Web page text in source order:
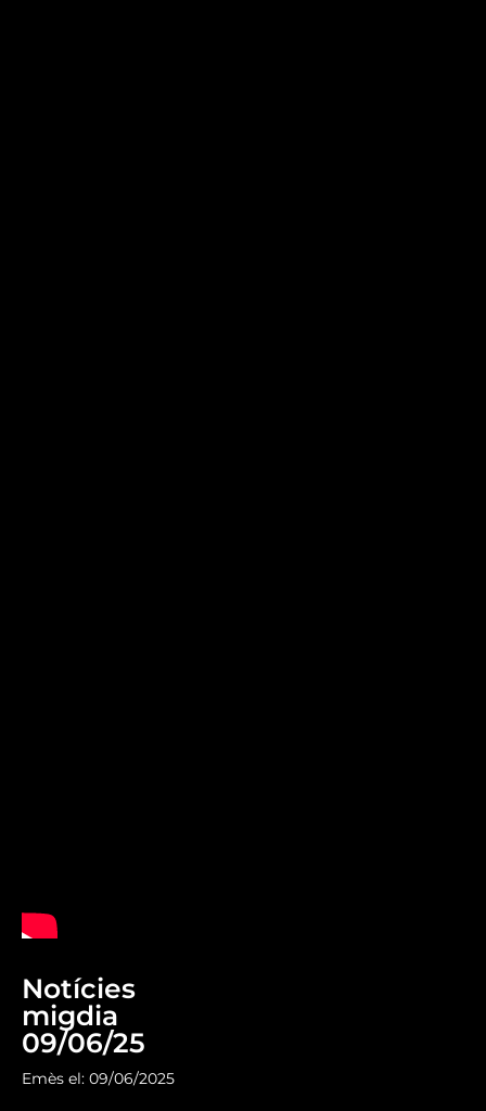
Notícies
migdia
09/06/25
Emès el: 09/06/2025